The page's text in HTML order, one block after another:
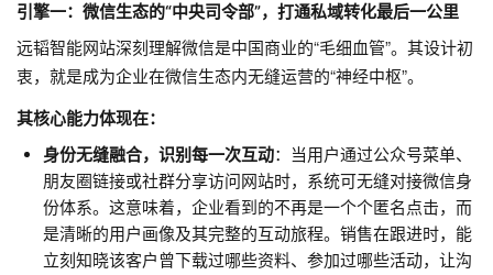
引擎一：微信生态的“中央司令部”，打通私域转化最后一公里
远韬智能网站深刻理解微信是中国商业的“毛细血管”。其设计初
衷，就是成为企业在微信生态内无缝运营的“神经中枢”。
其核心能力体现在：​
身份无缝融合，识别每一次互动​：当用户通过公众号菜单、
朋友圈链接或社群分享访问网站时，系统可无缝对接微信身
份体系。这意味着，企业看到的不再是一个个匿名点击，而
是清晰的用户画像及其完整的互动旅程。销售在跟进时，能
立刻知晓该客户曾下载过哪些资料、参加过哪些活动，让沟